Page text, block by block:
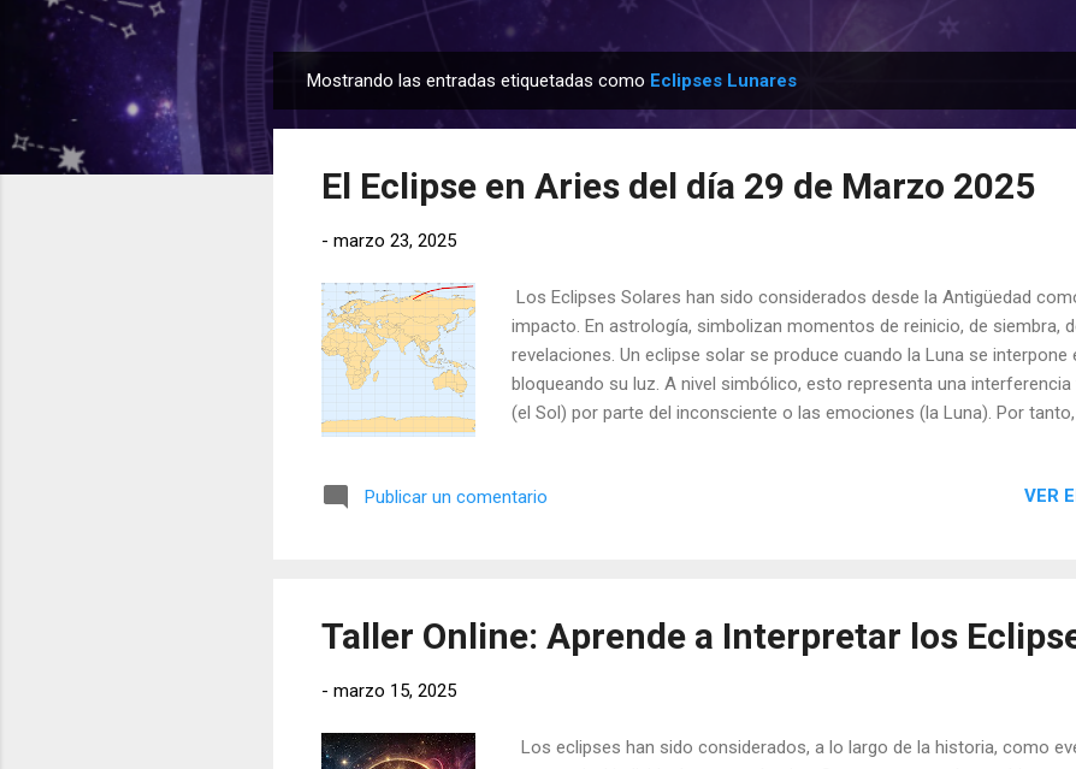
n
Mostrando las entradas etiquetadas como Eclipses Lunares
El Eclipse en Aries del día 29 de Marzo 2025
- marzo 23, 2025
Los Eclipses Solares han sido considerados desde la Antigüedad
impacto. En astrología, simbolizan momentos de reinicio, de siembra,
revelaciones. Un eclipse solar se produce cuando la Luna se interpone
bloqueando su luz. A nivel simbólico, esto representa una
(el Sol) por parte del inconsciente o las emociones (la Luna). Por
Publicar un comentario
VER
Taller Online: Aprende a Interpretar los
- marzo 15, 2025
Los eclipses han sido considerados, a lo largo de la historia, como